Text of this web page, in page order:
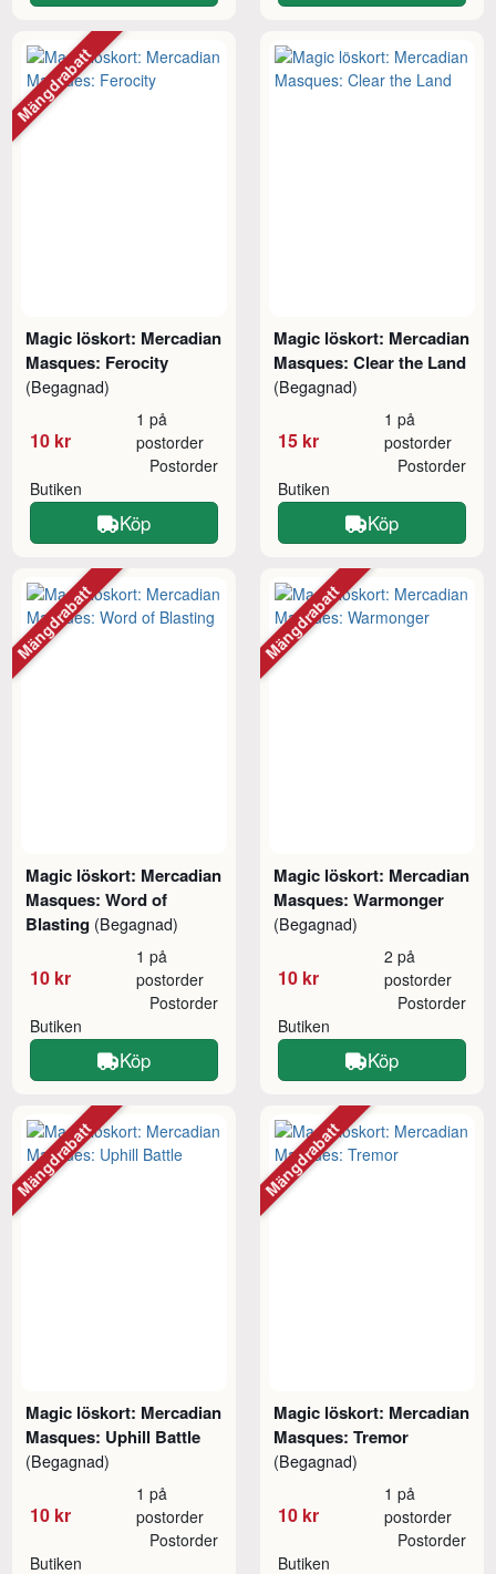
Magic löskort: Mercadian
Masques: Ferocity
(Begagnad)
10 kr
1 på
postorder
Butiken
Postorder
Köp
Mängdrabatt
Magic löskort: Mercadian
Masques: Clear the Land
(Begagnad)
15 kr
1 på
postorder
Butiken
Postorder
Köp
Magic löskort: Mercadian
Masques: Word of
Blasting (Begagnad)
10 kr
1 på
postorder
Butiken
Postorder
Köp
Mängdrabatt
Magic löskort: Mercadian
Masques: Warmonger
(Begagnad)
10 kr
2 på
postorder
Butiken
Postorder
Köp
Mängdrabatt
Magic löskort: Mercadian
Masques: Uphill Battle
(Begagnad)
10 kr
1 på
postorder
Butiken
Postorder
Mängdrabatt
Magic löskort: Mercadian
Masques: Tremor
(Begagnad)
10 kr
1 på
postorder
Butiken
Postorder
Mängdrabatt